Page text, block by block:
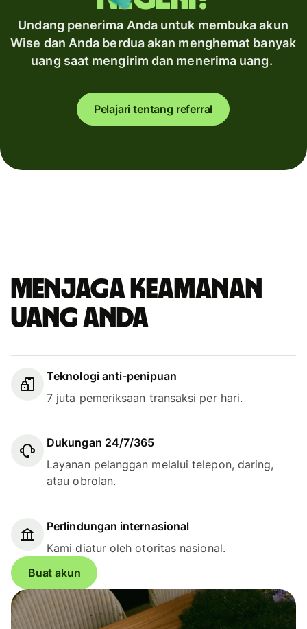
Undang penerima Anda untuk membuka akun
Wise dan Anda berdua akan menghemat banyak
uang saat mengirim dan menerima uang.
Pelajari tentang referral
Menjaga keamanan
uang Anda
Teknologi anti-penipuan
7 juta pemeriksaan transaksi per hari.
Dukungan 24/7/365
Layanan pelanggan melalui telepon, daring,
atau obrolan.
Perlindungan internasional
Kami diatur oleh otoritas nasional.
Buat akun